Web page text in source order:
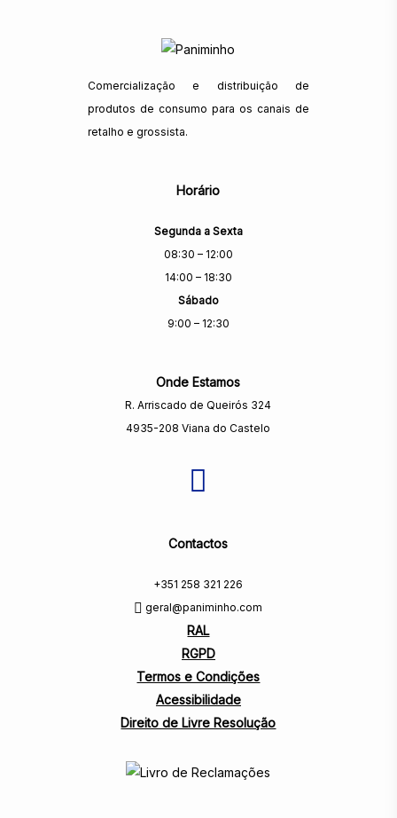
Comercialização e distribuição de
produtos de consumo para os canais de
retalho e grossista.
Horário
Segunda a Sexta
08:30 – 12:00
14:00 – 18:30
Sábado
9:00 – 12:30
Onde Estamos
R. Arriscado de Queirós 324
4935-208 Viana do Castelo
Contactos
+351 258 321 226
geral@paniminho.com
RAL
RGPD
Termos e Condições
Acessibilidade
Direito de Livre Resolução